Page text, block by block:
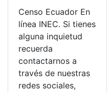
Censo Ecuador En
línea INEC. Si tienes
alguna inquietud
recuerda
contactarnos a
través de nuestras
redes sociales,